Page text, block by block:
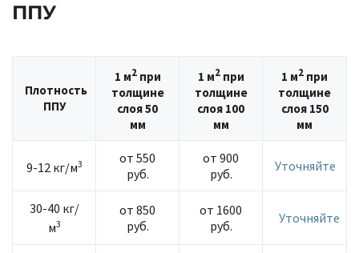
ППУ
Плотность
ППУ
1 м2при
толщине
слоя 50
мм
1 м2при
толщине
слоя 100
мм
1 м2 при
толщине
слоя 150
мм
9-12 кг/м3
от 550
руб.
от 900
руб.
Уточняйте
30-40 кг/
м3
от 850
руб.
от 1600
руб.
Уточняйте